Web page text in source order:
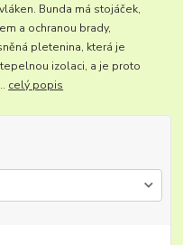
Bunda má stojáček,
a ochranou brady,
pletenina, která je
izolaci, a je proto
celý popis